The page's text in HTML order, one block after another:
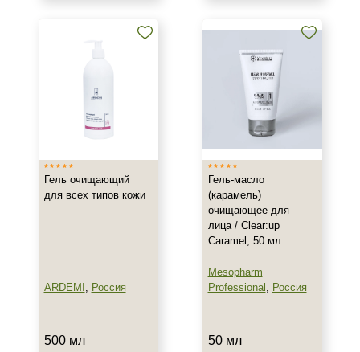
Применение
После пилинга
Гладкость
Обновление клеток
Декольте
Гель очищающий
для всех типов кожи
ARDEMI , Россия
500 мл
Гель-масло
(карамель)
очищающее для
лица / Clear:up
Caramel, 50 мл
Mesopharm
Professional , Россия
50 мл